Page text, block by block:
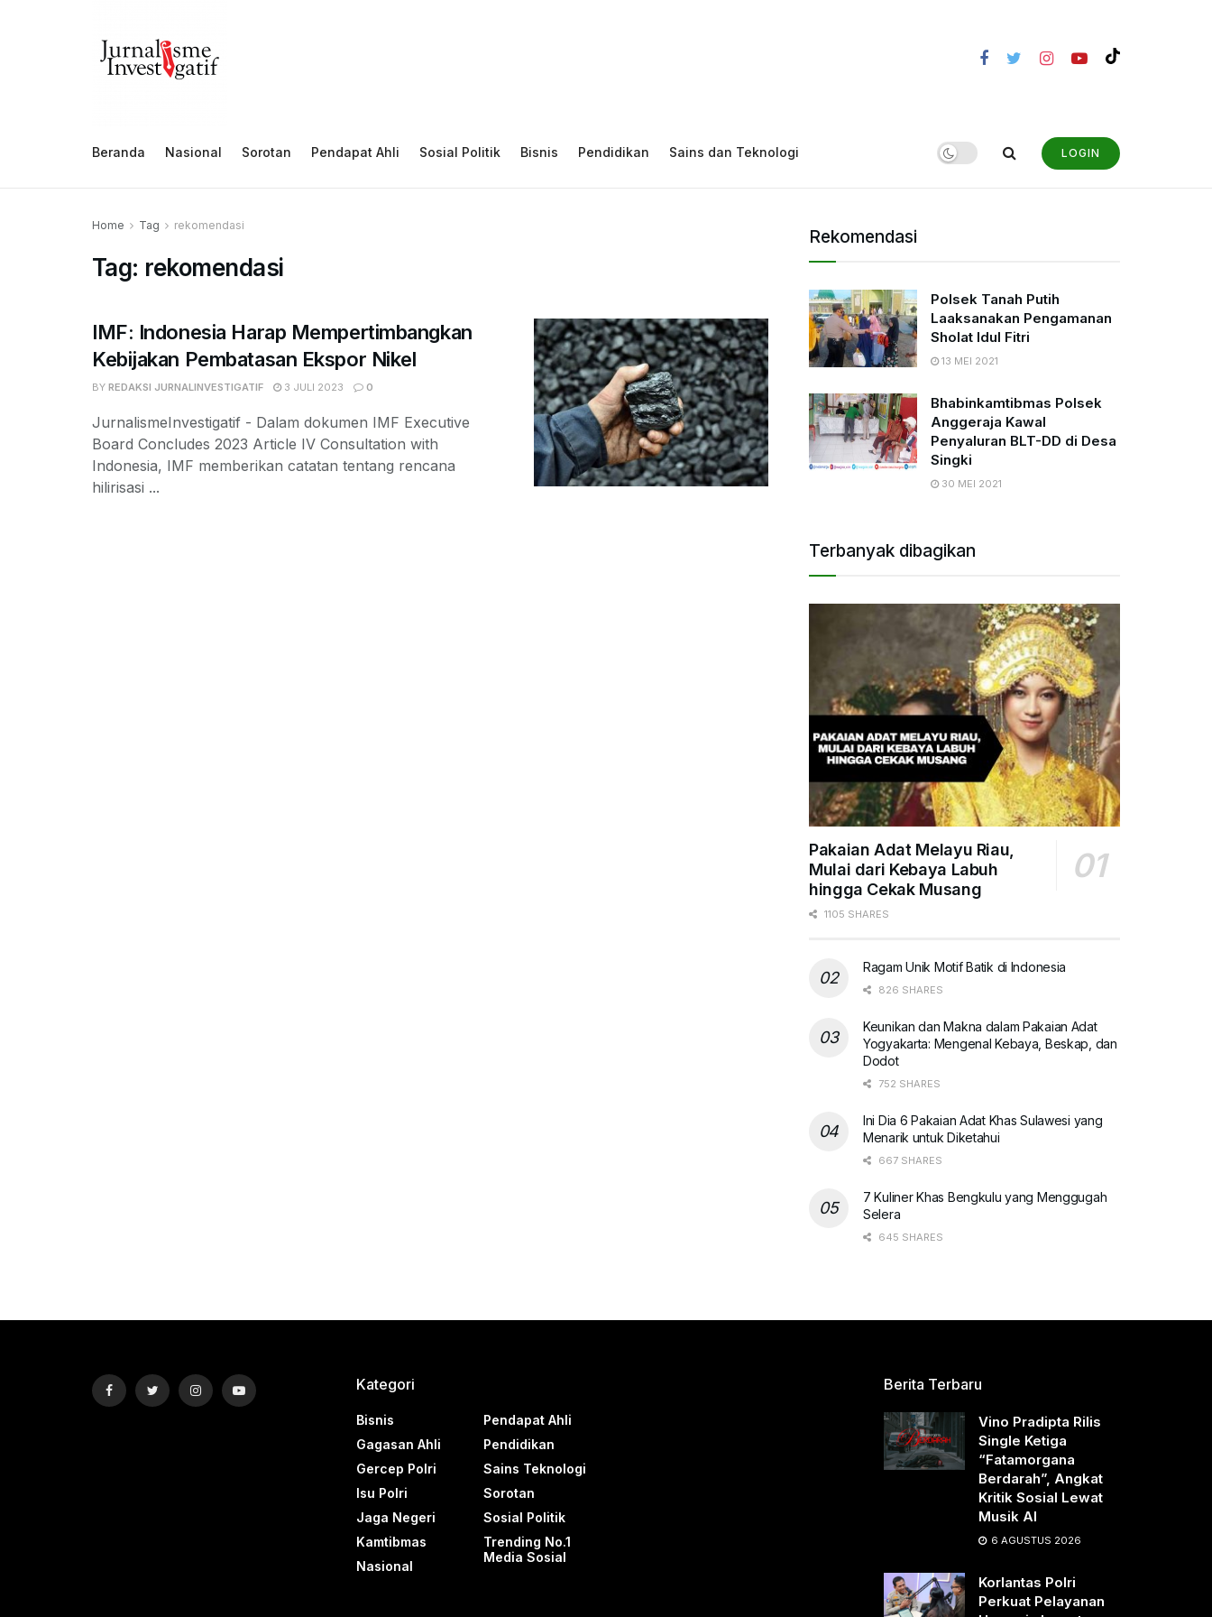
Beranda Nasional Sorotan Pendapat Ahli Sosial Politik Bisnis Pendidikan Sains dan Teknologi LOGIN
Home Tag rekomendasi
Tag: rekomendasi
IMF: Indonesia Harap Mempertimbangkan
Kebijakan Pembatasan Ekspor Nikel
BY REDAKSI JURNALINVESTIGATIF 3 JULI 2023 0
JurnalismeInvestigatif - Dalam dokumen IMF Executive
Board Concludes 2023 Article IV Consultation with
Indonesia, IMF memberikan catatan tentang rencana
hilirisasi ...
Rekomendasi
Polsek Tanah Putih
Laaksanakan Pengamanan
Sholat Idul Fitri
13 MEI 2021
Bhabinkamtibmas Polsek
Anggeraja Kawal
Penyaluran BLT-DD di Desa
Singki
30 MEI 2021
Terbanyak dibagikan
Pakaian Adat Melayu Riau,
Mulai dari Kebaya Labuh
hingga Cekak Musang
1105 SHARES
Ragam Unik Motif Batik di Indonesia
826 SHARES
Keunikan dan Makna dalam Pakaian Adat
Yogyakarta: Mengenal Kebaya, Beskap, dan
Dodot
752 SHARES
Ini Dia 6 Pakaian Adat Khas Sulawesi yang
Menarik untuk Diketahui
667 SHARES
7 Kuliner Khas Bengkulu yang Menggugah
Selera
645 SHARES
Kategori
Bisnis
Gagasan Ahli
Gercep Polri
Isu Polri
Jaga Negeri
Kamtibmas
Nasional
Pendapat Ahli
Pendidikan
Sains Teknologi
Sorotan
Sosial Politik
Trending No.1
Media Sosial
Berita Terbaru
Vino Pradipta Rilis
Single Ketiga
“Fatamorgana
Berdarah”, Angkat
Kritik Sosial Lewat
Musik AI
6 AGUSTUS 2026
Korlantas Polri
Perkuat Pelayanan